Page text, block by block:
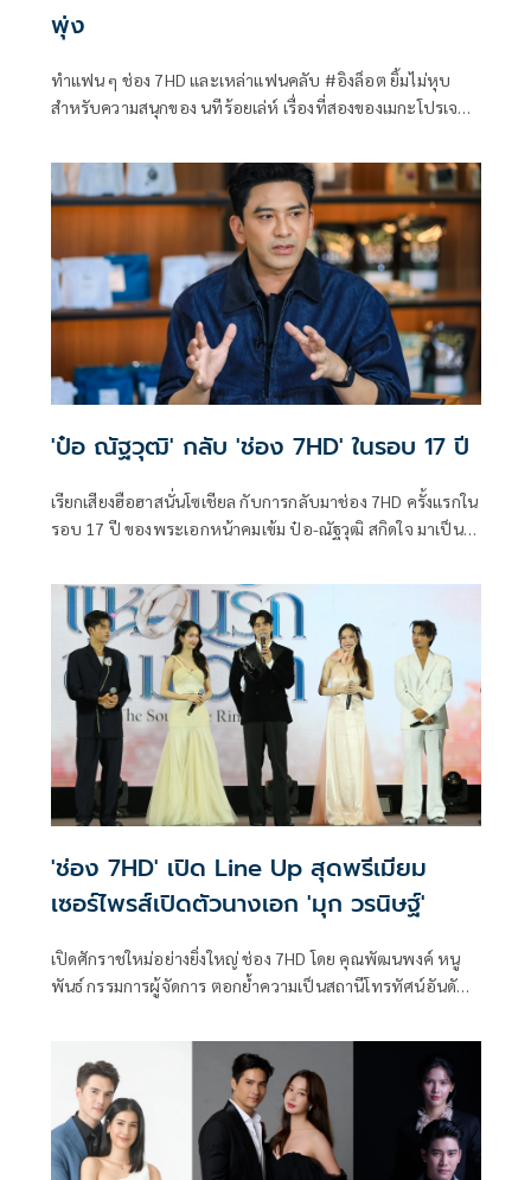
พุ่ง
ทำแฟน ๆ ช่อง 7HD และเหล่าแฟนคลับ #อิงล็อต ยิ้มไม่หุบ
สำหรับความสนุกของ นทีร้อยเล่ห์ เรื่องที่สองของเมกะโปรเจกต์
รดักชั่น ของผู้จัด ติ๊ก-กัญญารัตน์ จิรรัชชกิจ โดยตอนนี้แฟน ๆ
ต่างพากันฟินไปกับบทบาทการแสดงของ ชาล็อต ออสติน ที่รับ
บทเป็น ชลลดา
'ป๋อ ณัฐวุฒิ' กลับ 'ช่อง 7HD' ในรอบ 17 ปี
เรียกเสียงฮือฮาสนั่นโซเชียล กับการกลับมาช่อง 7HD ครั้งแรกใน
รอบ 17 ปี ของพระเอกหน้าคมเข้ม ป๋อ-ณัฐวุฒิ สกิดใจ มาเป็น
ร่วมพูดคุยแบบเอ็กซ์คลูซีฟ และเป็นกันเอง
'ช่อง 7HD' เปิด Line Up สุดพรีเมียม
เซอร์ไพรส์เปิดตัวนางเอก 'มุก วรนิษฐ์'
เปิดศักราชใหม่อย่างยิ่งใหญ่ ช่อง 7HD โดย คุณพัฒนพงค์ หนู
พันธ์ กรรมการผู้จัดการ ตอกย้ำความเป็นสถานีโทรทัศน์อันดับ
CONTENT, ULTIMATE FUN” เปิดตัว Line Up คอนเทนต์สุดเอ็กซ์
คลูซีฟ ครอบคลุมทุกหมวด ทั้งละคร ซีรีส์ รายการ ข่าว และกีฬา
พร้อมเซอร์ไพรส์พิเศษมากมาย ณ สุราลัย ฮอลล์ ชั้น 7 ไอคอน
สยาม เมื่อวันพฤหัสบดีที่ 22 มกราคม 2569